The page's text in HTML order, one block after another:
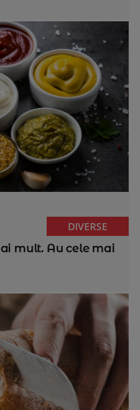
DIVERSE
mult. Au cele mai